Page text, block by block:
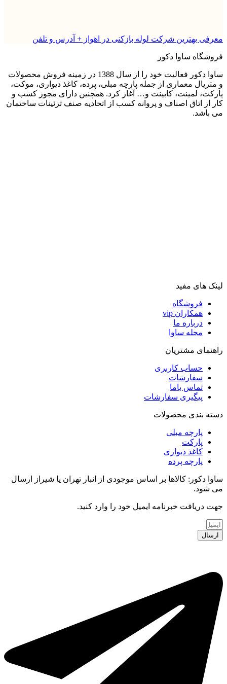
معرفی بهترین شرکت لوله بازکنی در اهواز + آدرس و تلفن
فروشگاه ساوا دکور
ساوا دکور فعالیت خود را از سال 1388 در زمینه فروش محصولات
و متریال معماری از جمله پارچه مبلی، پرده، کاغذ دیواری، موکت،
پارکت، لمینت، کابینت و… آغاز کرد. همچنین دارای مجوز کسب و
کار از اتاق اصناف و پروانه کسب از اتحادیه صنف تزئینات ساختمان
می باشد.
لینک های مفید
فروشگاه
همکاران vip
درباره ما
مجله ساوا
راهنمای مشتریان
حساب کاربری
سفارشات
تماس باما
پیگیری سفارشات
دسته بندی محصولات
پارچه مبلی
پارکت
کاغذ دیواری
پارچه پرده
ساوا دکور: کالاها بر اساس موجودی از انبار تهران یا شیراز ارسال
می شود.
جهت دریافت خبرنامه ایمیل خود را وارد کنید.
ارسال